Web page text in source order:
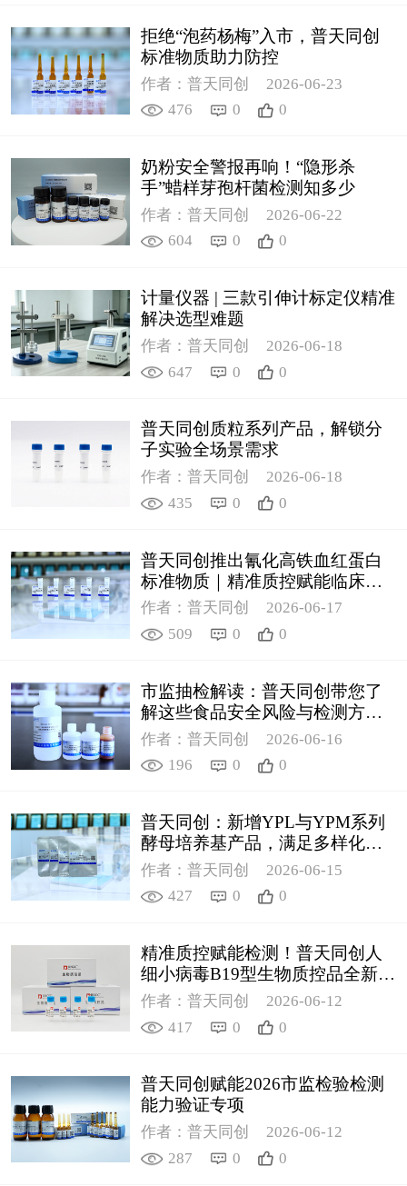
拒绝“泡药杨梅”入市，普天同创
标准物质助力防控
作者：普天同创
2026-06-23
476
0 0
奶粉安全警报再响！“隐形杀
手”蜡样芽孢杆菌检测知多少
作者：普天同创
2026-06-22
604
0 0
计量仪器 | 三款引伸计标定仪精准
解决选型难题
作者：普天同创
2026-06-18
647
0 0
普天同创质粒系列产品，解锁分
子实验全场景需求
作者：普天同创
2026-06-18
435
0 0
普天同创推出氰化高铁血红蛋白
标准物质｜精准质控赋能临床检
测
作者：普天同创
2026-06-17
509
0 0
市监抽检解读：普天同创带您了
解这些食品安全风险与检测方案
（2）
作者：普天同创
2026-06-16
196
0 0
普天同创：新增YPL与YPM系列
酵母培养基产品，满足多样化科
研需求
作者：普天同创
2026-06-15
427
0 0
精准质控赋能检测！普天同创人
细小病毒B19型生物质控品全新上
线
作者：普天同创
2026-06-12
417
0 0
普天同创赋能2026市监检验检测
能力验证专项
作者：普天同创
2026-06-12
287
0 0